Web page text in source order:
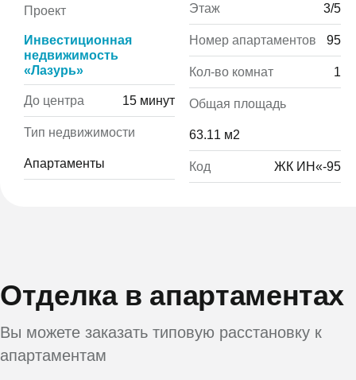
Проект
Инвестиционная
недвижимость
«Лазурь»
До центра 15 минут
Тип недвижимости
Апартаменты
Этаж 3/5
Номер апартаментов 95
Кол-во комнат 1
Общая площадь
63.11 м2
Код ЖК ИН«-95
Отделка в апартаментах
Вы можете заказать типовую расстановку к
апартаментам